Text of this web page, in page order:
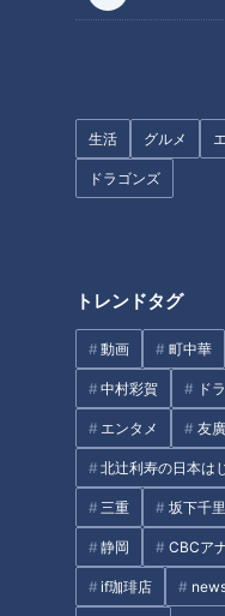
生活 グルメ
ドラゴンズ
トレンドタグ
動画 町中華
中村彩賀 ド
エンタメ 友
北辻利寿の日本は
三重 坂下千
静岡 CBCア
if珈琲店
CBCテレビ『花咲かタイムズ
愛知県東郷町の住宅街
CBCテレビ『花咲かタイムズ